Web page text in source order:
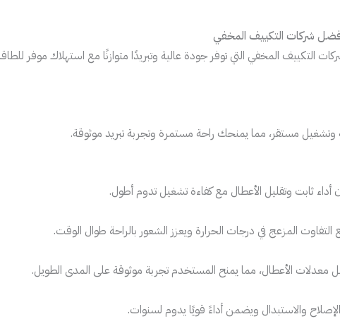
التكييف المخفي التي توفر جودة عالية وتبريدًا متوازنًا مع استهلاك موفر
وتشغيل مستقر، مما يمنحك راحة مستمرة وتجربة تبريد موثوقة.
ثابت وتقليل الأعطال مع كفاءة تشغيل تدوم أطول.
المزعج في درجات الحرارة ويعزز الشعور بالراحة طوال الوقت.
معدلات الأعطال، مما يمنح المستخدم تجربة موثوقة على المدى الطويل.
والاستبدال ويضمن أداءً قويًا يدوم لسنوات.